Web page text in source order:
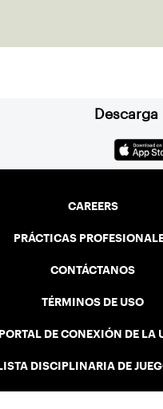
CAREERS
PRÁCTICAS
CONTÁCTANOS
TÉRMINOS DE USO
PORTAL DE CONEXIÓN DE LA
LISTA DISCIPLINARIA DE